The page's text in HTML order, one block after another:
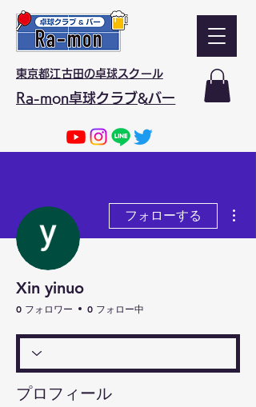
東京都江古田の卓球スクール
Ra-mon卓球クラブ&バー
フォローする
Xin yinuo
0 フォロワー 0 フォロー中
プロフィール